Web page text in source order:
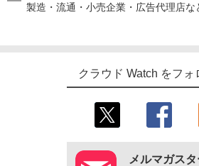
製造・流通・小売企業・広告代理店
クラウド Watch をフォ
メルマガスタ